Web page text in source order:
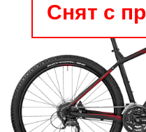
Снят с